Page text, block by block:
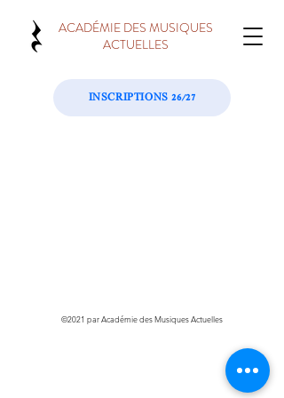
ACADÉMIE DES MUSIQUES
ACTUELLES
INSCRIPTIONS 26/27
©2021 par Académie des Musiques Actuelles